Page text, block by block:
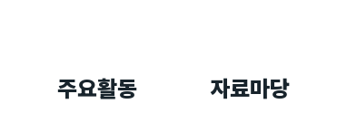
주요활동 자료마당